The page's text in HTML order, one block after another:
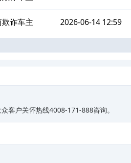
诈车主 2026-06-14 12:59
客户关怀热线4008-171-888咨询。